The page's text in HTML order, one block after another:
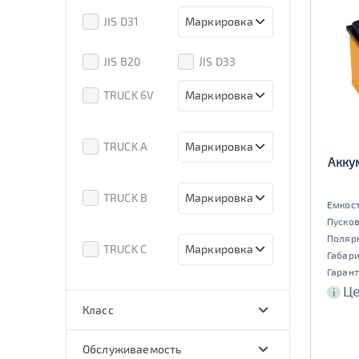
80D26
85D26
JIS D31 Маркировка
JIS B20 JIS D33
TRUCK 6V Маркировка
TRUCK A
Маркировка
TRUCK B
Маркировка
TRUCK C
Маркировка
Класс
эконом
стандарт
улучшенные
Обслуживаемость
i